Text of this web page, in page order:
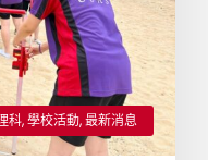
科,學校活動,最新消息